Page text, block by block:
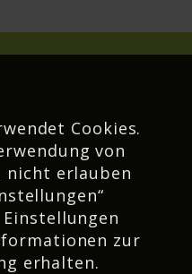
Cookies.
von
nicht erlauben
zur
erhalten.